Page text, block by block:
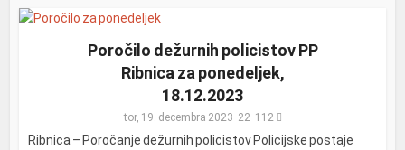
Poročilo dežurnih policistov PP
Ribnica za ponedeljek,
18.12.2023
tor, 19. decembra 2023 112
Ribnica – Poročanje dežurnih policistov Policijske postaje